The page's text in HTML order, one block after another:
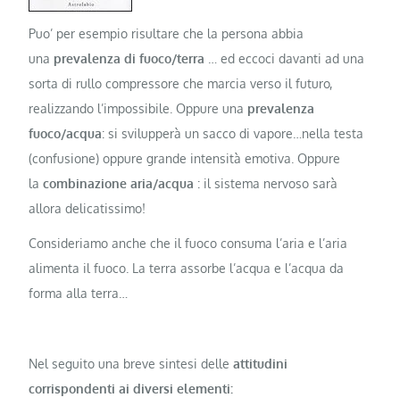
Puo’ per esempio risultare che la persona abbia
una prevalenza di fuoco/terra … ed eccoci davanti ad una
sorta di rullo compressore che marcia verso il futuro,
realizzando l’impossibile. Oppure una prevalenza
fuoco/acqua: si svilupperà un sacco di vapore…nella testa
(confusione) oppure grande intensità emotiva. Oppure
lacombinazione aria/acqua : il sistema nervoso sarà
allora delicatissimo!
Consideriamo anche che il fuoco consuma l’aria e l’aria
alimenta il fuoco. La terra assorbe l’acqua e l’acqua da
forma alla terra…
Nel seguito una breve sintesi delleattitudini
corrispondenti ai diversi elementi: